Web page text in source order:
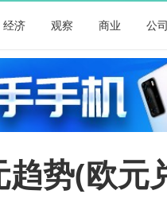
经济 观察 商业 公
趋势(欧元